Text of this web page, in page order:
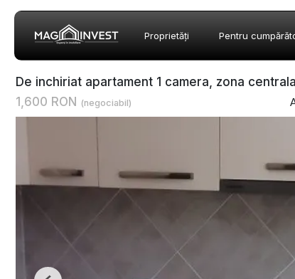
Proprietăți Pentru
De inchiriat apartament 1 camera, zona centrala
1,600 RON
(negociabil)